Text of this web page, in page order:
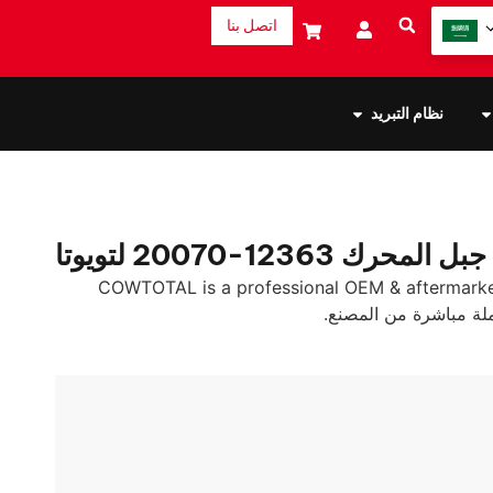
اتصل بنا
نظام التبريد
جبل المحرك 12363-20070 لتويوتا
COWTOTAL is a professional OEM &